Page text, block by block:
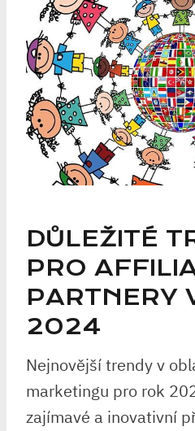
DŮLEŽITÉ
PRO
PARTNERY
2024
Nejnovější trendy v
marketingu pro rok
zajímavé a inovativní